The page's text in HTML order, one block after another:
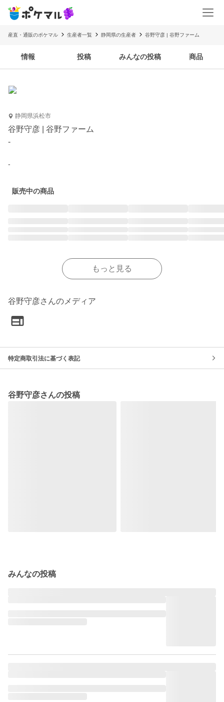
産直・通販のポケマル 生産者一覧 静岡県の生産者 谷野守彦 | 谷野ファーム
情報 投稿 みんなの投稿 商品
静岡県浜松市
谷野守彦 | 谷野ファーム
-
-
販売中の商品
もっと見る
谷野守彦さんのメディア
特定商取引法に基づく表記
谷野守彦さんの投稿
みんなの投稿